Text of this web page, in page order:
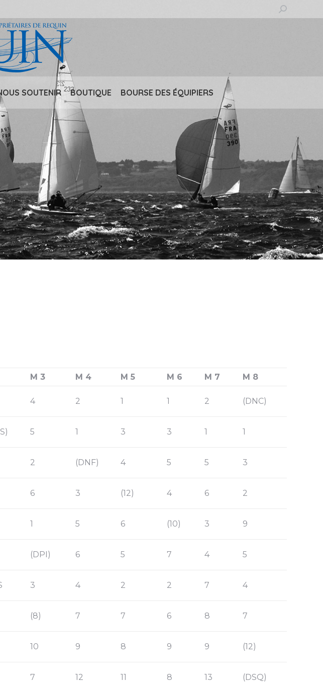
Recherche
:
SOUTENIR BOUTIQUE BOURSE DES ÉQUIPIERS
M 3 M 4 M 5 M 6 M 7 M 8
4 2 1 1 2 (DNC)
5 1 3 3 1 1
2 (DNF) 4 5 5 3
6 3 (12) 4 6 2
1 5 6 (10) 3 9
(DPI) 6 5 7 4 5
3 4 2 2 7 4
(8) 7 7 6 8 7
10 9 8 9 9 (12)
7 12 11 8 13 (DSQ)